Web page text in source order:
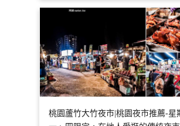
桃園蘆竹大竹夜市|桃園夜市推薦-星